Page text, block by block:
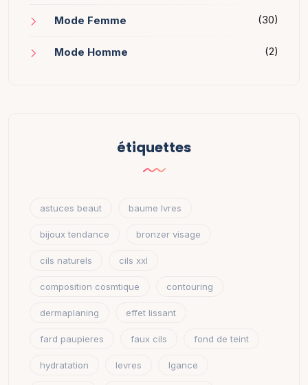
Mode Femme (30)
Mode Homme (2)
étiquettes
astuces beaut baume lvres
bijoux tendance bronzer visage
cils naturels cils xxl
composition cosmtique contouring
dermaplaning effet lissant
fard paupieres faux cils fond de teint
hydratation levres lgance